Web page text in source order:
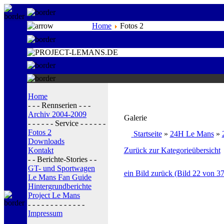
Home Fotos 2
Home
- - - Rennserien - - -
Archiv 2004-2009
- - - - - - Service - - - - - -
Fotos 2
Downloads
Kontakt
- - Berichte-Stories - -
GT- und Sportwagen
Le Mans Fan Guide
Hintergrundberichte
Project Le Mans
- - - - - - - - - - - - -
Impressum
Galerie
Startseite» 24H Le Mans»
Zurück zur Kategorieübersicht
ein Bild zurück (Bild 22 von